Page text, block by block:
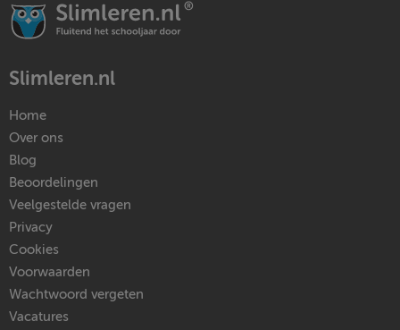
Slimleren.nl
Home
Over ons
Blog
Beoordelingen
Veelgestelde vragen
Privacy
Cookies
Voorwaarden
Wachtwoord vergeten
Vacatures